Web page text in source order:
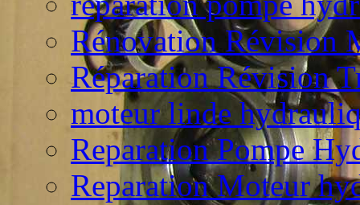
Rénovation Révision
Réparation Révision
moteur linde
Reparation Pompe
Reparation Moteur